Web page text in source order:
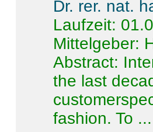
Dr. rer. nat.
Laufzeit:
Mittelgeber:
Abstract:
the last
fashion. To ...